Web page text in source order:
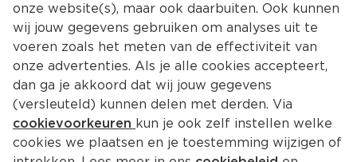
onze website(s), maar ook daarbuiten. Ook kunnen
wij jouw gegevens gebruiken om analyses uit te
voeren zoals het meten van de effectiviteit van
onze advertenties. Als je alle cookies accepteert,
dan ga je akkoord dat wij jouw gegevens
(versleuteld) kunnen delen met derden. Via
cookievoorkeuren kun je ook zelf instellen welke
cookies we plaatsen en je toestemming wijzigen of